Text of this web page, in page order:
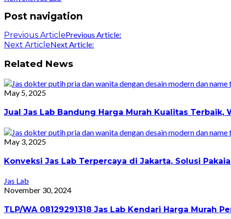
Post navigation
Previous ArticlePrevious Article:
Next ArticleNext Article:
Related News
May 5, 2025
Jual Jas Lab Bandung Harga Murah Kualitas Terbaik,
May 3, 2025
Konveksi Jas Lab Terpercaya di Jakarta, Solusi
Jas Lab
November 30, 2024
TLP/WA 08129291318 Jas Lab Kendari Harga Murah